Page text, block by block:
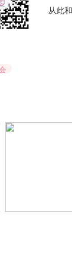
从此
景事业部×支付宝